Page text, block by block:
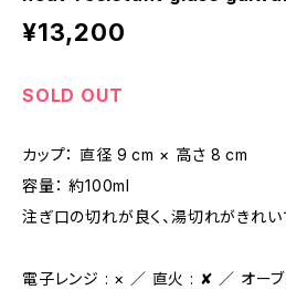
¥13,200
SOLD OUT
カップ： 直径 9 cm × 高さ 8 cm
容量： 約100ml
注ぎ口の切れが良く、湯切れがきれい
電子レンジ : × ／ 直火 : ✘ ／ オー